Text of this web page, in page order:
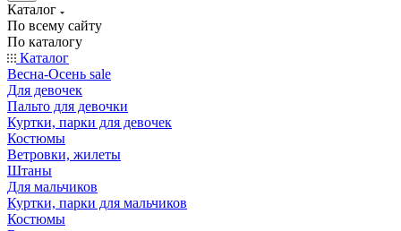
Каталог
По всему сайту
По каталогу
Каталог
Весна-Осень sale
Для девочек
Пальто для девочки
Куртки, парки для девочек
Костюмы
Ветровки, жилеты
Штаны
Для мальчиков
Куртки, парки для мальчиков
Костюмы